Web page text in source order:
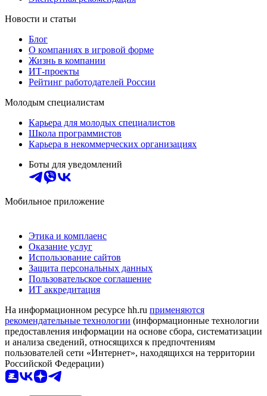
Новости и статьи
Блог
О компаниях в игровой форме
Жизнь в компании
ИТ-проекты
Рейтинг работодателей России
Молодым специалистам
Карьера для молодых специалистов
Школа программистов
Карьера в некоммерческих организациях
Боты для уведомлений
Мобильное приложение
Этика и комплаенс
Оказание услуг
Использование сайтов
Защита персональных данных
Пользовательское соглашение
ИТ аккредитация
На информационном ресурсе hh.ru применяются
рекомендательные технологии (информационные технологии
предоставления информации на основе сбора, систематизации
и анализа сведений, относящихся к предпочтениям
пользователей сети «Интернет», находящихся на территории
Российской Федерации)